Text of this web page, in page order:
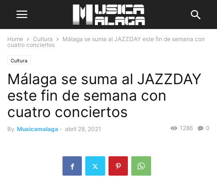
Home Cultura
Málaga se suma al JAZZDAY este fin de semana con
cuatro conciertos
Cultura
Málaga se suma al JAZZDAY
este fin de semana con
cuatro conciertos
By Musicamalaga - abril 28, 2021 0
1286